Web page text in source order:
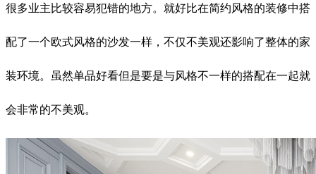
很多业主比较容易犯错的地方。就好比在简约风格的装修中搭
配了一个欧式风格的沙发一样，不仅不美观还影响了整体的家
装环境。虽然单品好看但是要是与风格不一样的搭配在一起就
会非常的不美观。